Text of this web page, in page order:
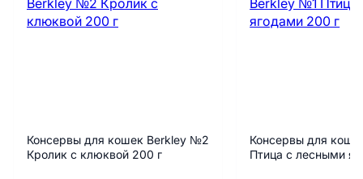
Консервы для кошек Berkley №2
Кролик с клюквой 200 г
Консервы для
Птица с лесными